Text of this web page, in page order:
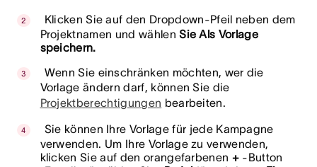
Klicken Sie auf den Dropdown-Pfeil neben dem
Projektnamen und wählenSie Als Vorlage
speichern.
Wenn Sie einschränken möchten, wer die
Vorlage ändern darf, können Sie die
Projektberechtigungen bearbeiten.
Sie können Ihre Vorlage für jede Kampagne
verwenden. Um Ihre Vorlage zu verwenden,
klicken Sie auf den orangefarbenen + -Button